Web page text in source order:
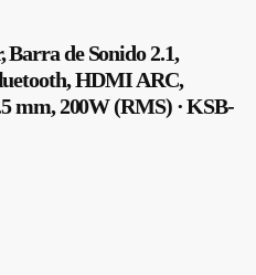
de Sonido 2.1,
HDMI ARC,
mm, 200W (RMS) · KSB-